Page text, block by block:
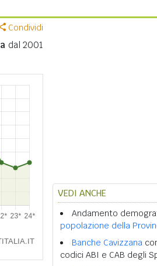
Condividi
dal 2001
VEDI ANCHE
Andamento
popolazione della
Banche Cavizzana
codici ABI e CAB degli